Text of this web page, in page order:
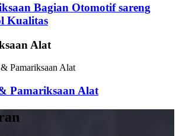
Bagian Otomotif sareng
Kualitas
Alat
Pamariksaan Alat